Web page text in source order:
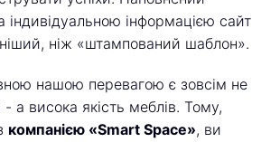
індивідуальною інформацією сайт
ніж «штампований шаблон».
нашою перевагою є зовсім не
- а висока якість меблів. Тому,
компанією «Smart Space», ви